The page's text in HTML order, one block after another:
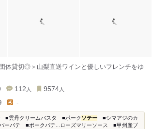
体貸切◎＞山梨直送ワインと優しいフレンチをゆ
112 人 9574 人
-
■雲丹クリームパスタ ■ポーク ソテー ■シマアジのカ
ーパテ ■ポークパテ...ローズマリーソース ■甲州産ブ